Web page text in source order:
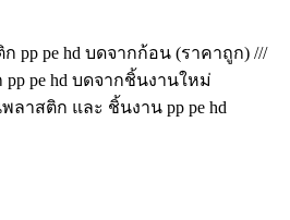
pp pe hd บดจากก้อน (ราคาถูก) ///
pe hd บดจากชิ้นงานใหม่
าสติก และ ชิ้นงาน pp pe hd